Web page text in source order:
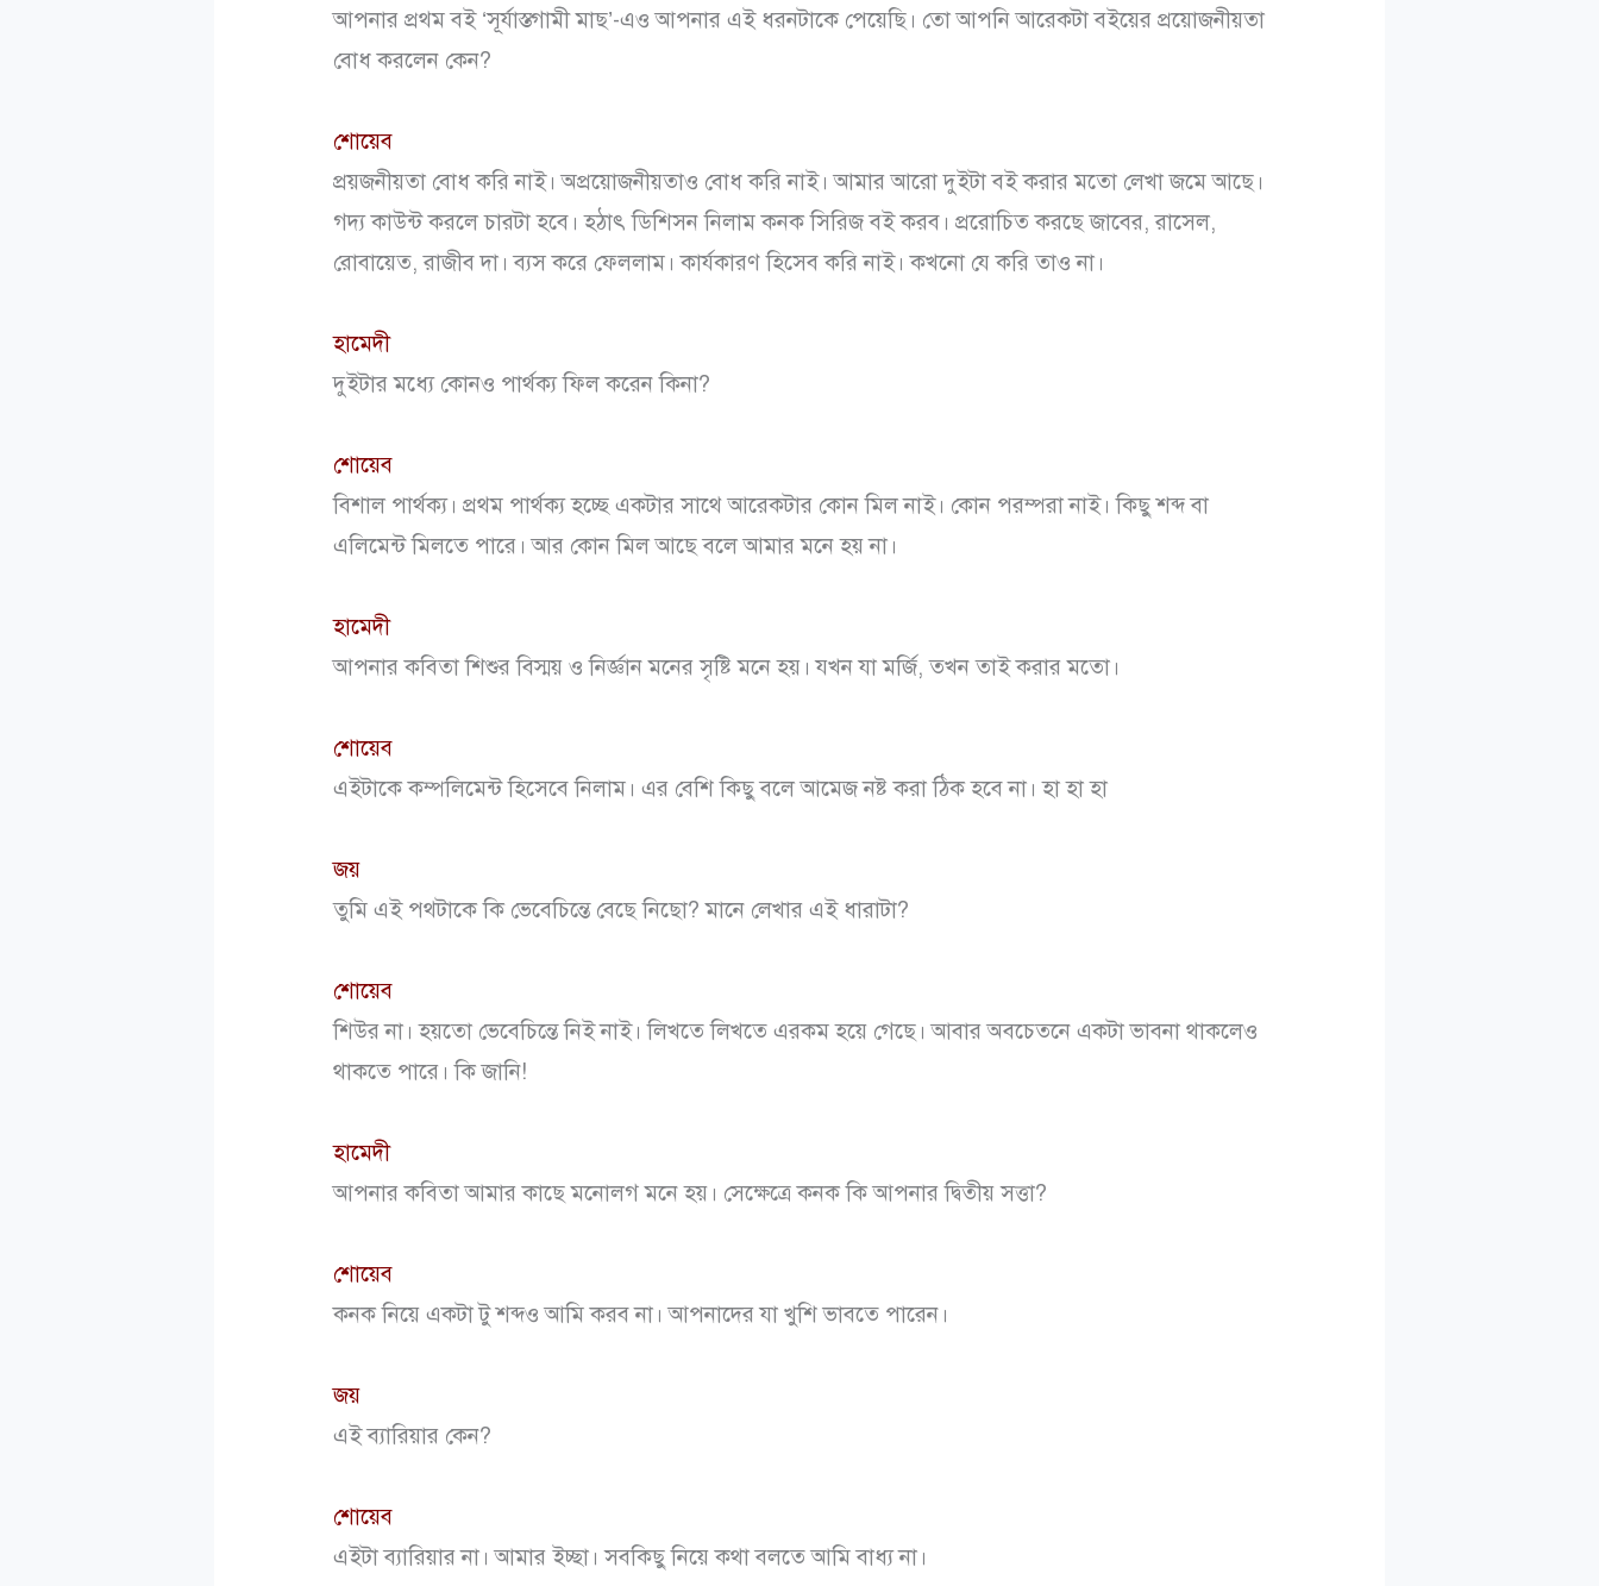
আপনার প্রথম বই ‘সূর্যাস্তগামী মাছ’-এও আপনার এই ধরনটাকে পেয়েছি। তো আপনি আরেকটা বইয়ের প্রয়োজনীয়তা
বোধ করলেন কেন?
শোয়েব
প্রয়জনীয়তা বোধ করি নাই। অপ্রয়োজনীয়তাও বোধ করি নাই। আমার আরো দুইটা বই করার মতো লেখা জমে আছে।
গদ্য কাউন্ট করলে চারটা হবে। হঠাৎ ডিশিসন নিলাম কনক সিরিজ বই করব। প্ররোচিত করছে জাবের, রাসেল,
রোবায়েত, রাজীব দা। ব্যস করে ফেললাম। কার্যকারণ হিসেব করি নাই। কখনো যে করি তাও না।
হামেদী
দুইটার মধ্যে কোনও পার্থক্য ফিল করেন কিনা?
শোয়েব
বিশাল পার্থক্য। প্রথম পার্থক্য হচ্ছে একটার সাথে আরেকটার কোন মিল নাই। কোন পরম্পরা নাই। কিছু শব্দ বা
এলিমেন্ট মিলতে পারে। আর কোন মিল আছে বলে আমার মনে হয় না।
হামেদী
আপনার কবিতা শিশুর বিস্ময় ও নির্জ্ঞান মনের সৃষ্টি মনে হয়। যখন যা মর্জি, তখন তাই করার মতো।
শোয়েব
এইটাকে কম্পলিমেন্ট হিসেবে নিলাম। এর বেশি কিছু বলে আমেজ নষ্ট করা ঠিক হবে না। হা হা হা
জয়
তুমি এই পথটাকে কি ভেবেচিন্তে বেছে নিছো? মানে লেখার এই ধারাটা?
শোয়েব
শিউর না। হয়তো ভেবেচিন্তে নিই নাই। লিখতে লিখতে এরকম হয়ে গেছে। আবার অবচেতনে একটা ভাবনা থাকলেও
থাকতে পারে। কি জানি!
হামেদী
আপনার কবিতা আমার কাছে মনোলগ মনে হয়। সেক্ষেত্রে কনক কি আপনার দ্বিতীয় সত্তা?
শোয়েব
কনক নিয়ে একটা টু শব্দও আমি করব না। আপনাদের যা খুশি ভাবতে পারেন।
জয়
এই ব্যারিয়ার কেন?
শোয়েব
এইটা ব্যারিয়ার না। আমার ইচ্ছা। সবকিছু নিয়ে কথা বলতে আমি বাধ্য না।